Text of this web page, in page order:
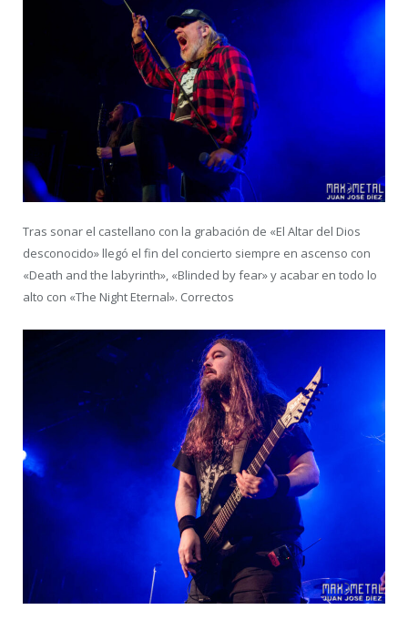
Tras sonar el castellano con la grabación de «El Altar del Dios
desconocido» llegó el fin del concierto siempre en ascenso con
«Death and the labyrinth», «Blinded by fear» y acabar en todo lo
alto con «The Night Eternal». Correctos